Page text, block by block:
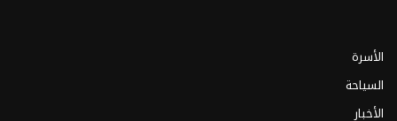
الأسرة
السياحة
الأخبار